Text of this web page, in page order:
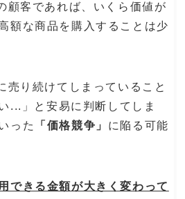
顧客であれば、いくら価値が
額な商品を購入することは少
売り続けてしまっていること
...」と安易に判断してしま
った
「価格競争」 に陥る可能
できる金額が大きく変わって